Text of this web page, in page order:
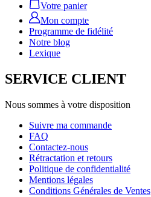
Votre panier
Mon compte
Programme de fidélité
Notre blog
Lexique
SERVICE CLIENT
Nous sommes à votre disposition
Suivre ma commande
FAQ
Contactez-nous
Rétractation et retours
Politique de confidentialité
Mentions légales
Conditions Générales de Ventes